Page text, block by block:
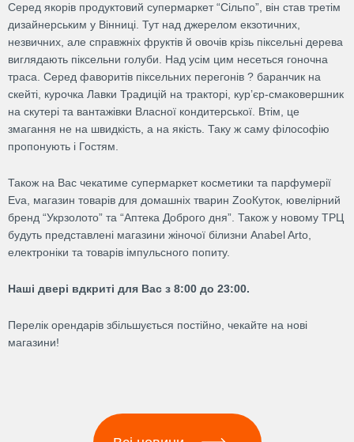
Серед якорів продуктовий супермаркет “Сільпо”, він став третім
дизайнерським у Вінниці. Тут над джерелом екзотичних,
незвичних, але справжніх фруктів й овочів крізь піксельні дерева
виглядають піксельни голуби. Над усім цим несеться гоночна
траса. Серед фаворитів піксельних перегонів ? баранчик на
скейті, курочка Лавки Традицій на тракторі, кур’єр-смаковершник
на скутері та вантажівки Власної кондитерської. Втім, це
змагання не на швидкість, а на якість. Таку ж саму філософію
пропонують і Гостям.
Також на Вас чекатиме супермаркет косметики та парфумерії
Eva, магазин товарів для домашніх тварин ZooКуток, ювелірний
бренд “Укрзолото” та “Аптека Доброго дня”. Також у новому ТРЦ
будуть представлені магазини жіночої білизни Anabel Arto,
електроніки та товарів імпульсного попиту.
Наші двері вдкриті для Вас з 8:00 до 23:00.
Перелік орендарів збільшується постійно, чекайте на нові
магазини!